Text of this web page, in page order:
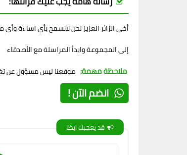
أخي الزائر العزيز نحن لانسمح بأي اساءة
إلى المجموعة وابدأ المراسلة مع الأصدقاء
ملاحظة مهمة: موقعنا ليس مسؤول عن
انضم الآن !
قد يعجبك ايضا